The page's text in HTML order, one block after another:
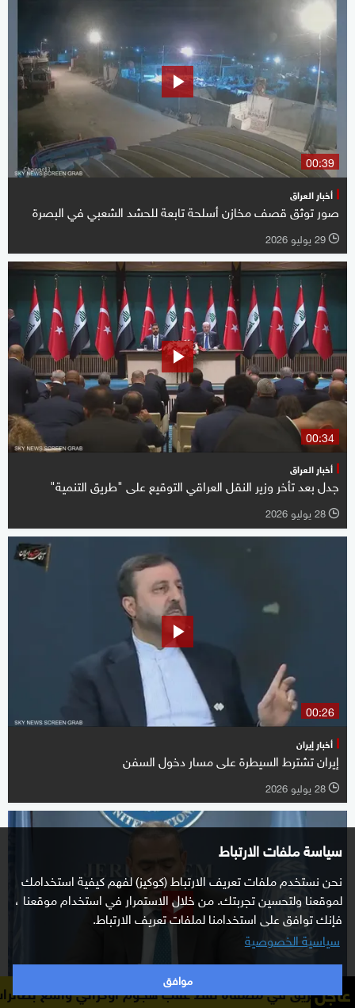
سياسة ملفات الارتباط
نحن نستخدم ملفات تعريف الارتباط (كوكيز) لفهم كيفية استخدامك
لموقعنا ولتحسين تجربتك. من خلال الاستمرار في استخدام موقعنا ،
فإنك توافق على استخدامنا لملفات تعريف الارتباط.
سياسية الخصوصية
موافق
00:39
أخبار العراق
صور توثق قصف مخازن أسلحة تابعة للحشد الشعبي في البصرة
l 29 يوليو 2026
00:34
أخبار العراق
جدل بعد تأخر وزير النقل العراقي التوقيع على "طريق التنمية"
l 28 يوليو 2026
00:26
أخبار إيران
إيران تشترط السيطرة على مسار دخول السفن
l 28 يوليو 2026
عاجل
عقب هجوم أوكراني واسع بطائرات مسيّرة حاكم منطقة